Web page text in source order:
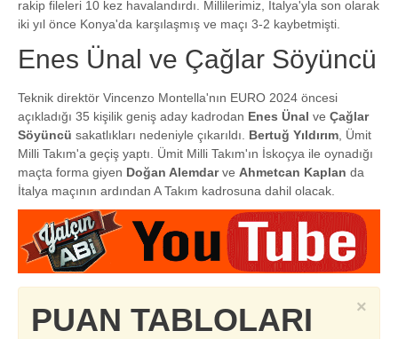
rakip fileleri 10 kez havalandırdı. Millilerimiz, İtalya'yla son olarak
iki yıl önce Konya'da karşılaşmış ve maçı 3-2 kaybetmişti.
Enes Ünal ve Çağlar Söyüncü
Teknik direktör Vincenzo Montella'nın EURO 2024 öncesi
açıkladığı 35 kişilik geniş aday kadrodan Enes Ünal ve Çağlar
Söyüncü sakatlıkları nedeniyle çıkarıldı. Bertuğ Yıldırım, Ümit
Milli Takım'a geçiş yaptı. Ümit Milli Takım'ın İskoçya ile oynadığı
maçta forma giyen Doğan Alemdarve Ahmetcan Kaplan da
İtalya maçının ardından A Takım kadrosuna dahil olacak.
×
PUAN TABLOLARI